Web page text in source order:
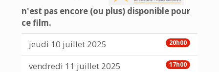
n'est pas encore (ou plus) disponible pour
ce film.
20h00
jeudi 10 juillet 2025
17h00
vendredi 11 juillet 2025